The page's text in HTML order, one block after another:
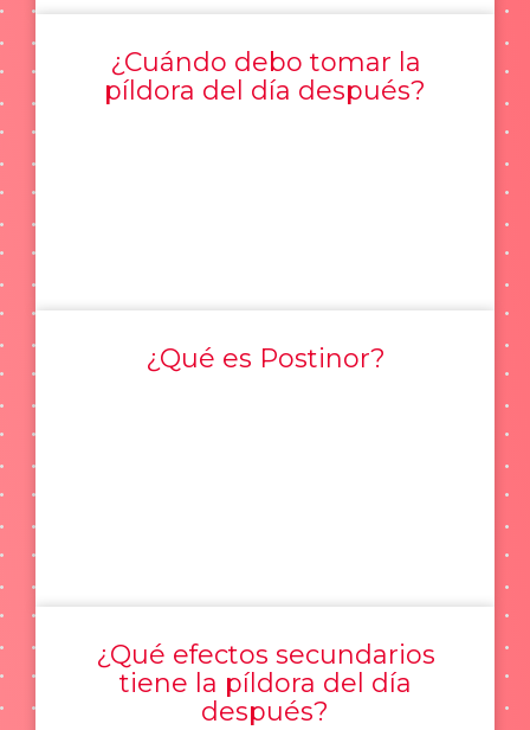
¿Cuándo debo tomar la
píldora del día después?
¿Qué es Postinor?
¿Qué efectos secundarios
tiene la píldora del día
después?